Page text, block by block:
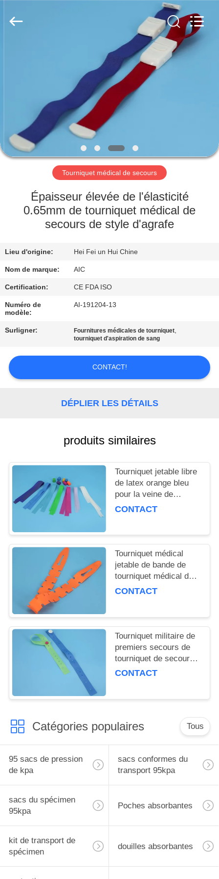
PROPOS
DE
NOUS
VISITE
L'USINE
CONTRÔLE
DE
LA
QUALITÉ
NOUS
CONTACTER
DEMANDEZ
Fournisseur.
Tourniquet médical de secours
Épaisseur élevée de l'élasticité
0.65mm de tourniquet médical de
secours de style d'agrafe
Lieu d'origine: Hei Fei un Hui Chine
Nom de marque: AIC
Certification: CE FDA ISO
Numéro de
modèle:
AI-191204-13
Surligner: Fournitures médicales de tourniquet,
tourniquet d'aspiration de sang
CONTACT!
DÉPLIER LES DÉTAILS
produits similaires
Tourniquet jetable libre
de latex orange bleu
pour la veine de
attachement dans la
CONTACT
Tourniquet médical
jetable de bande de
tourniquet médical de
secours de catégorie
CONTACT
Tourniquet militaire de
premiers secours de
tourniquet de secours
de gratuité des soins
CONTACT
Catégories populaires Tous
95 sacs de pression
de kpa
sacs conformes du
transport 95kpa
sacs du spécimen
95kpa
Poches absorbantes
kit de transport de
spécimen
douilles absorbantes